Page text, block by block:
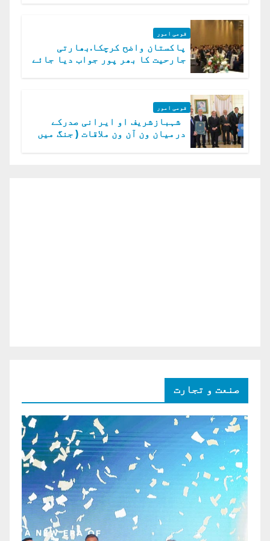
قومی امور
پاکستان واضح کرچکا.بھارتی
جارحیت کا بھر پور جواب دیا جائے
قومی امور
شہبازشریف او ایرانی صدرکے
درمیان ون آن ون ملاقات ( جنگ میں
صنعت و تجارت